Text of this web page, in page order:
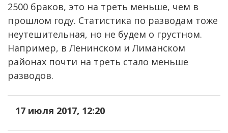
2500 браков, это на треть меньше, чем в
прошлом году. Статистика по разводам тоже
неутешительная, но не будем о грустном.
Например, в Ленинском и Лиманском
районах почти на треть стало меньше
разводов.
17 июля 2017, 12:20